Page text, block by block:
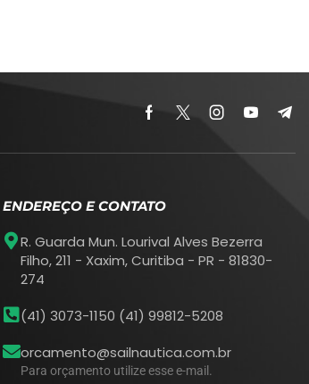
ENDEREÇO E CONTATO
R. Guarda Mun. Lourival Alves Bezerra
Filho, 211 - Xaxim, Curitiba - PR - 81830-
274
(41) 3073-1150 (41) 99812-5208
orcamento@sailnautica.com.br
Para orçamento utilize esse e-mail.